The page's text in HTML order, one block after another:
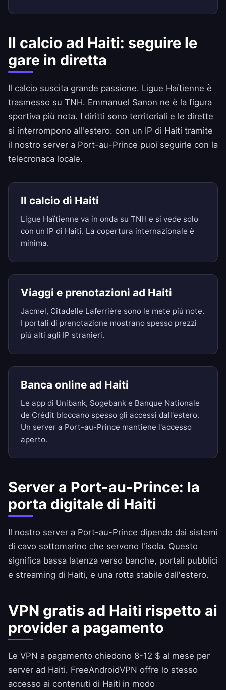
Il calcio ad Haiti: seguire le
gare in diretta
Il calcio suscita grande passione. Ligue Haïtienne è
trasmesso su TNH. Emmanuel Sanon ne è la figura
sportiva più nota. I diritti sono territoriali e le dirette
si interrompono all'estero: con un IP di Haiti tramite
il nostro server a Port-au-Prince puoi seguirle con la
telecronaca locale.
Il calcio di Haiti
Ligue Haïtienne va in onda su TNH e si vede solo
con un IP di Haiti. La copertura internazionale è
minima.
Viaggi e prenotazioni ad Haiti
Jacmel, Citadelle Laferrière sono le mete più note.
I portali di prenotazione mostrano spesso prezzi
più alti agli IP stranieri.
Banca online ad Haiti
Le app di Unibank, Sogebank e Banque Nationale
de Crédit bloccano spesso gli accessi dall'estero.
Un server a Port-au-Prince mantiene l'accesso
aperto.
Server a Port-au-Prince: la
porta digitale di Haiti
Il nostro server a Port-au-Prince dipende dai sistemi
di cavo sottomarino che servono l'isola. Questo
significa bassa latenza verso banche, portali pubblici
e streaming di Haiti, e una rotta stabile dall'estero.
VPN gratis ad Haiti rispetto ai
provider a pagamento
Le VPN a pagamento chiedono 8-12 $ al mese per
server ad Haiti. FreeAndroidVPN offre lo stesso
accesso ai contenuti di Haiti in modo